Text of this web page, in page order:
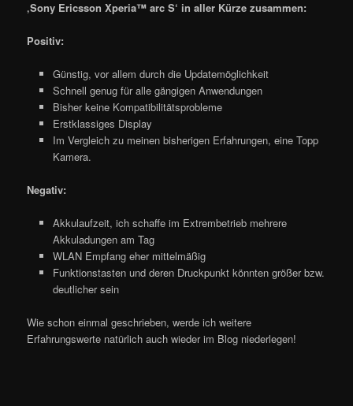
‚Sony Ericsson Xperia™ arc S‘ in aller Kürze zusammen:
Positiv:
Günstig, vor allem durch die Updatemöglichkeit
Schnell genug für alle gängigen Anwendungen
Bisher keine Kompatibilitätsprobleme
Erstklassiges Display
Im Vergleich zu meinen bisherigen Erfahrungen, eine Topp
Kamera.
Negativ:
Akkulaufzeit, ich schaffe im Extrembetrieb mehrere
Akkuladungen am Tag
WLAN Empfang eher mittelmäßig
Funktionstasten und deren Druckpunkt könnten größer bzw.
deutlicher sein
Wie schon einmal geschrieben, werde ich weitere
Erfahrungswerte natürlich auch wieder im Blog niederlegen!